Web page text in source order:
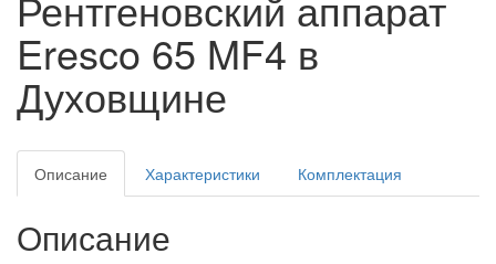
Eresco 65 MF4 в
Духовщине
Описание Характеристики Комплектация
Описание